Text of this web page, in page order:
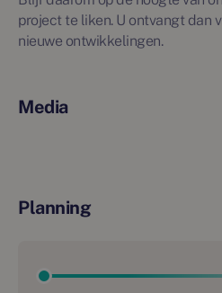
project te liken. U ontvangt dan
nieuwe ontwikkelingen.
Media
Planning